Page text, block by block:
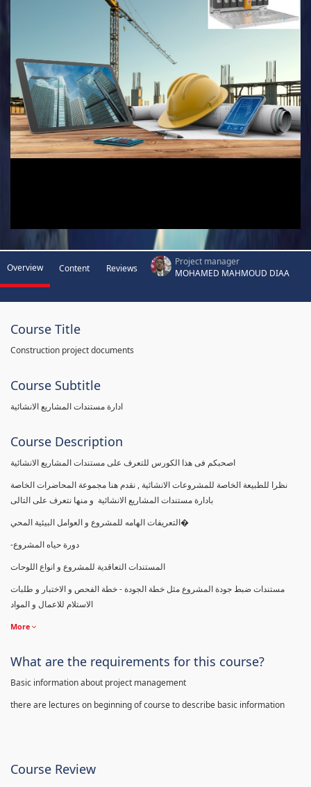
Overview Content Reviews
Project manager
MOHAMED MAHMOUD DIAA
Course Title
Construction project documents
Course Subtitle
ادارة مستندات المشاريع الانشائية
Course Description
نظرا للطبيعة الخاصة للمشروعات الانشائية , نقدم هنا مجموعة المحاضرات الخاصة
التعريفات الهامه للمشروع و العوامل البيئية المحي�
مستندات ضبط جودة المشروع مثل خطة الجودة - خطة الفحص و الاختبار و طلبات
الاستلام للاعمال و المواد
More
What are the requirements for this course?
Basic information about project management
there are lectures on beginning of course to describe basic information
Course Review